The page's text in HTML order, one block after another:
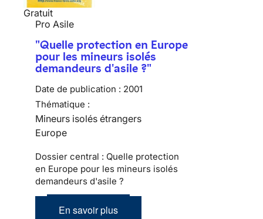
Gratuit
Pro Asile
"Quelle protection en Europe
pour les mineurs isolés
demandeurs d'asile ?"
Date de publication : 2001
Thématique :
Mineurs isolés étrangers
Europe
Dossier central : Quelle protection
en Europe pour les mineurs isolés
demandeurs d'asile ?
En savoir plus